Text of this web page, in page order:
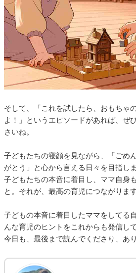
そして、「これを試したら、おもちゃ
よ！」というエピソードがあれば、ぜ
さいね。
子どもたちの寝顔を見ながら、「ごめ
がとう」と心から言える日々を目指し
子どもたちの本音に着目し、ママ自身
と。それが、最高の育児につながります
子どもの本音に着目したママをしてる
んな育児のヒントをこれからも発信し
今日も、最後まで読んでくださり、あ